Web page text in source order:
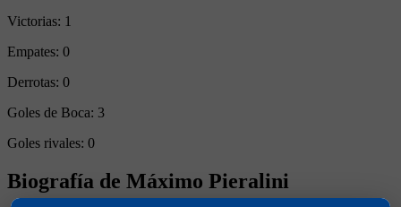
Victorias: 1
Empates: 0
Derrotas: 0
Goles de Boca: 3
Goles rivales: 0
Biografía de Máximo Pieralini